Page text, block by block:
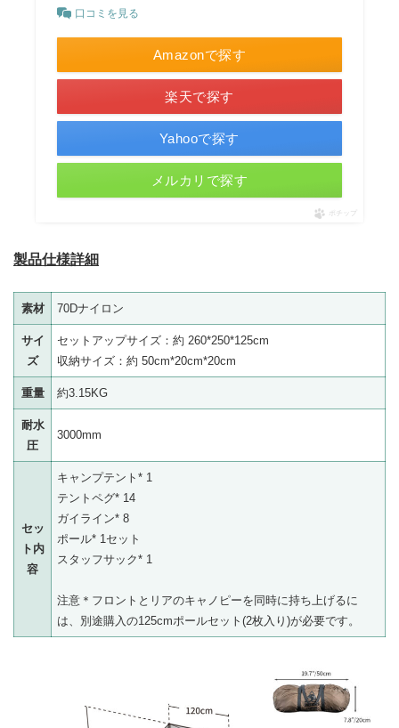
口コミを見る
Amazonで探す
楽天で探す
Yahooで探す
メルカリで探す
ポチップ
製品仕様詳細
素材 70Dナイロン
サイ
ズ
セットアップサイズ：約 260*250*125cm
収納サイズ：約 50cm*20cm*20cm
重量 約3.15KG
耐水
圧
3000mm
セッ
ト内
容
キャンプテント* 1
テントペグ* 14
ガイライン* 8
ポール* 1セット
スタッフサック* 1
注意＊フロントとリアのキャノピーを同時に持ち上げるに
は、別途購入の125cmポールセット(2枚入り)が必要です。